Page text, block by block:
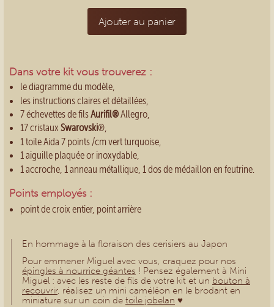
Dans votre kit vous trouverez :
le diagramme du modèle,
les instructions claires et détaillées,
7 échevettes de filsAurifil®Allegro,
17 cristaux Swarovski®,
1 toile Aida 7 points /cm vert turquoise,
1 aiguille plaquée or inoxydable,
1 accroche, 1 anneau métallique, 1 dos de médaillon en feutrine.
Points employés :
point de croix entier, point arrière
Ajouter au panier
En hommage à la floraison des cerisiers au Japon
Pour emmener Miguel avec vous, craquez pour nos
épingles à nourrice géantes ! Pensez également à Mini
Miguel : avec les reste de fils de votre kit et un bouton à
recouvrir, réalisez un mini caméléon en le brodant en
miniature sur un coin de toile jobelan ♥